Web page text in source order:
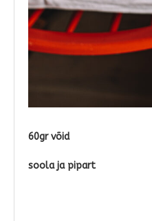
60gr võid
soola ja pipart